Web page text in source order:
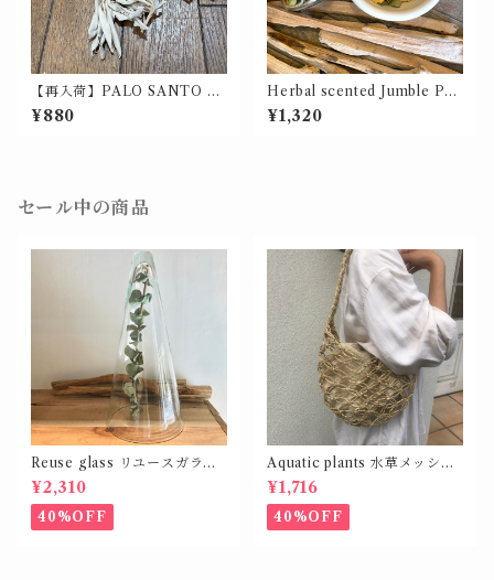
【再入荷】PALO SANTO &
WHITE SAGE / パロサント
とホワイトセージ サシェ P15
¥880
Herbal scented Jumble PA
LO SANTO / ハーバルセンテ
ッドジャンブル パロサント
¥1,320
セール中の商品
Reuse glass リユースガラス
カバー コーン シェイプ L
¥2,310
40%OFF
Aquatic plants 水草メッシュ
バッグ
¥1,716
40%OFF